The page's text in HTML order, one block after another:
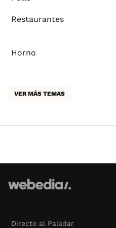
Restaurantes
Horno
VER MÁS TEMAS
Directo al Paladar